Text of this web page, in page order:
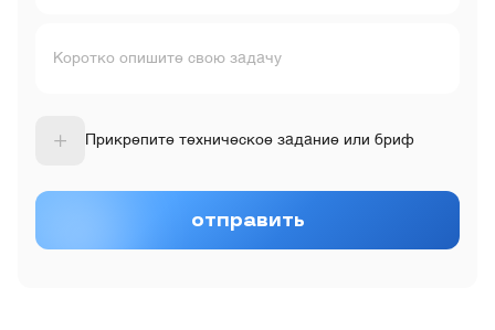
Коротко опишите свою задачу
Прикрепите техническое задание или бриф
отправить